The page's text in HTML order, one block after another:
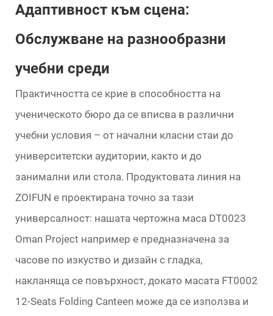
Адаптивност към сцена:
Обслужване на разнообразни
учебни среди
Практичността се крие в способността на
ученическото бюро да се вписва в различни
учебни условия – от начални класни стаи до
университетски аудитории, както и до
занимални или стола. Продуктовата линия на
ZOIFUN е проектирана точно за тази
универсалност: нашата чертожна маса DT0023
Oman Project например е предназначена за
часове по изкуство и дизайн с гладка,
накланяща се повърхност, докато масата FT0002
12-Seats Folding Canteen може да се използва и